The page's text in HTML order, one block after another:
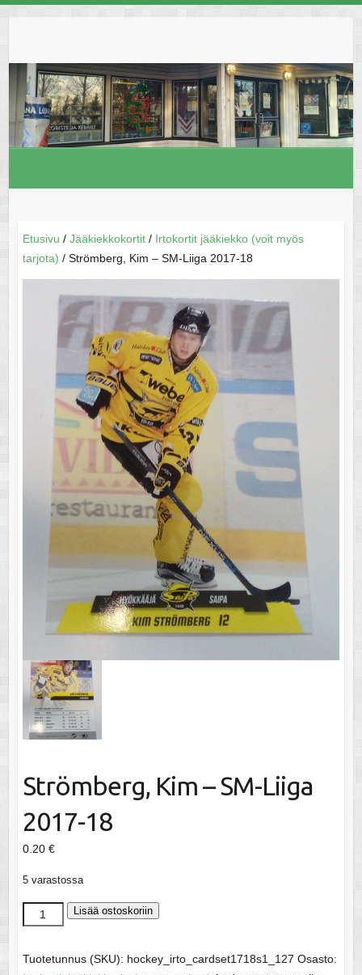
Etusivu / Jääkiekkokortit/ Irtokortit jääkiekko (voit myös
tarjota) / Strömberg, Kim – SM-Liiga 2017-18
Strömberg, Kim – SM-Liiga
2017-18
0.20 €
5 varastossa
Strömberg,
Kim
Lisää ostoskoriin
Tuotetunnus (SKU): hockey_irto_cardset1718s1_127 Osasto: